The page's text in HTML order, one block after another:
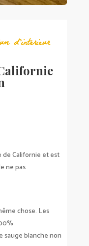
d'intérieur
Californie et est
ne pas
chose. Les
sauge blanche non